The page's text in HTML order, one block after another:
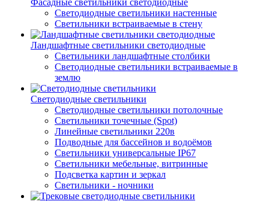
Фасадные светильники светодиодные
Светодиодные светильники настенные
Светильники встраиваемые в стену
Ландшафтные светильники светодиодные
Светильники ландшафтные столбики
Светодиодные светильники встраиваемые в
землю
Светодиодные светильники
Светодиодные светильники потолочные
Светильники точечные (Spot)
Линейные светильники 220в
Подводные для бассейнов и водоёмов
Светильники универсальные IP67
Светильники мебельные, витринные
Подсветка картин и зеркал
Светильники - ночники